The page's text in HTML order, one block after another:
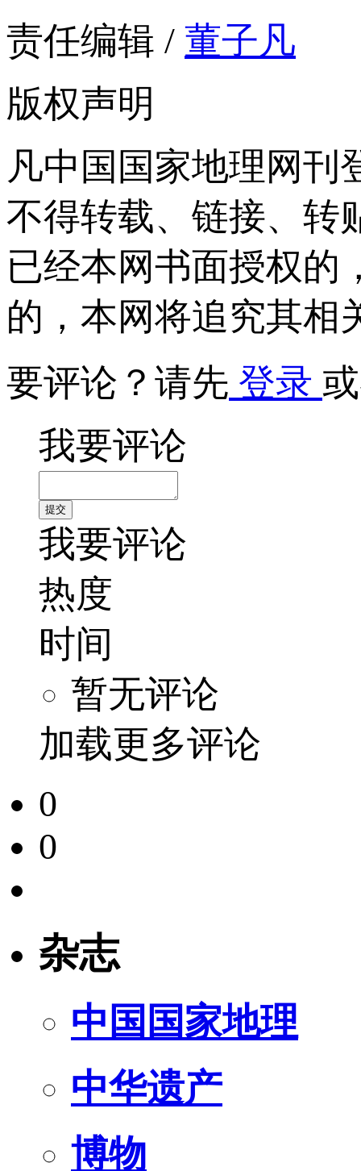
责任编辑 / 董子凡
版权声明
凡中国国家地理网刊
不得转载、链接、转
已经本网书面授权的
的，本网将追究其相
要评论？请先 登录
我要评论
我要评论
热度
时间
暂无评论
加载更多评论
0
0
杂志
中国国家地理
中华遗产
博物